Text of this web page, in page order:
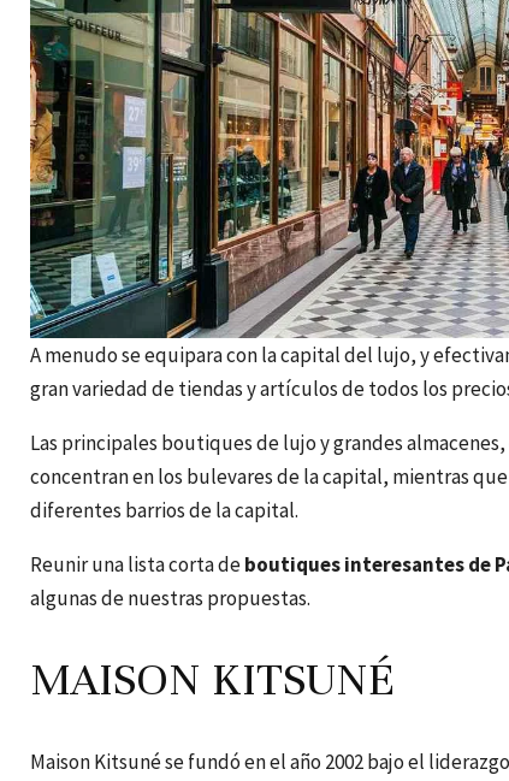
A menudo se equipara con la capital del lujo, y
gran variedad de tiendas y artículos de todos los
Las principales boutiques de lujo y grandes
concentran en los bulevares de la capital, mientras
diferentes barrios de la capital.
Reunir una lista corta deboutiques interesantes de
algunas de nuestras propuestas.
MAISON KITSUNÉ
Maison Kitsuné se fundó en el año 2002 bajo el